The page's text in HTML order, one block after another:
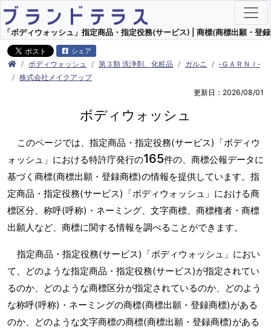
「ボディウォッシュ」指定商品・指定役務(サービス) | 商標(商標出願・登
シェア
ボディウォッシュ 第３類 洗浄剤、化粧品 ガルニ
‐ＧＡＲＮＩ‐
株式会社メイクアップ
更新日：2026/08/01
ボディウォッシュ
このページでは、指定商品・指定役務(サービス)「ボディウ
ォッシュ」における特許庁発行の165件の、商標公報データに
基づく商標(商標出願・登録商標)の情報を提供しています。指
定商品・指定役務(サービス)「ボディウォッシュ」における商
標区分、称呼(呼称)・ネーミング、文字商標、商標権者・商標
出願人など、商標に関する情報を調べることができます。
指定商品・指定役務(サービス)「ボディウォッシュ」におい
て、どのような指定商品・指定役務(サービス)が指定されてい
るのか、どのような商標区分が指定されているのか、どのよう
な称呼(呼称)・ネーミングの商標(商標出願・登録商標)がある
のか、どのような文字商標の商標(商標出願・登録商標)がある